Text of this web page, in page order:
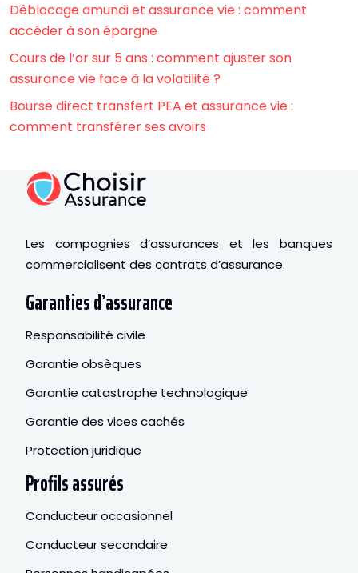
Déblocage amundi et assurance vie : comment
accéder à son épargne
Cours de l’or sur 5 ans : comment ajuster son
assurance vie face à la volatilité ?
Bourse direct transfert PEA et assurance vie :
comment transférer ses avoirs
Les compagnies d’assurances et les banques
commercialisent des contrats d’assurance.
Garanties d’assurance
Responsabilité civile
Garantie obsèques
Garantie catastrophe technologique
Garantie des vices cachés
Protection juridique
Profils assurés
Conducteur occasionnel
Conducteur secondaire